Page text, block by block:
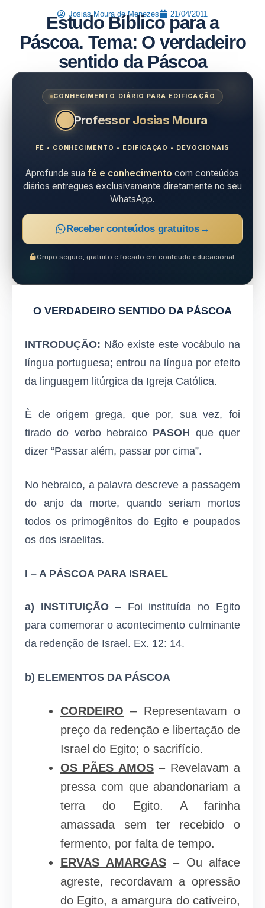
Josias Moura de Menezes 21/04/2011
Estudo Bíblico para a
Páscoa. Tema: O verdadeiro
sentido da Páscoa
CONHECIMENTO DIÁRIO PARA EDIFICAÇÃO
Professor Josias Moura
FÉ • CONHECIMENTO • EDIFICAÇÃO • DEVOCIONAIS
Aprofunde suafé e conhecimento com conteúdos
diários entregues exclusivamente diretamente no seu
WhatsApp.
Receber conteúdos gratuitos →
Grupo seguro, gratuito e focado em conteúdo educacional.
O VERDADEIRO SENTIDO DA PÁSCOA
INTRODUÇÃO: Não existe este vocábulo na
língua portuguesa; entrou na língua por efeito
da linguagem litúrgica da Igreja Católica.
È de origem grega, que por, sua vez, foi
tirado do verbo hebraico PASOH que quer
dizer “Passar além, passar por cima”.
No hebraico, a palavra descreve a passagem
do anjo da morte, quando seriam mortos
todos os primogênitos do Egito e poupados
os dos israelitas.
I – A PÁSCOA PARA ISRAEL
a) INSTITUIÇÃO– Foi instituída no Egito
para comemorar o acontecimento culminante
da redenção de Israel. Ex. 12: 14.
b) ELEMENTOS DA PÁSCOA
CORDEIRO – Representavam o
preço da redenção e libertação de
Israel do Egito; o sacrifício.
OS PÃES AMOS– Revelavam a
pressa com que abandonariam a
terra do Egito. A farinha
amassada sem ter recebido o
fermento, por falta de tempo.
ERVAS AMARGAS– Ou alface
agreste, recordavam a opressão
do Egito, a amargura do cativeiro,